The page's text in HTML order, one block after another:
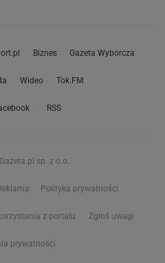
Biznes Gazeta Wyborcza
Wideo Tok.FM
RSS
sp. z o.o.
Polityka prywatności
z portalu Zgłoś uwagi
prywatności